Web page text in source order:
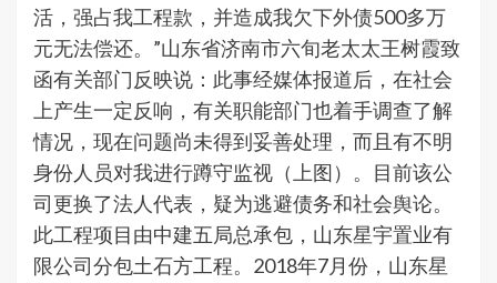
活，强占我工程款，并造成我欠下外债500多万
元无法偿还。”山东省济南市六旬老太太王树霞致
函有关部门反映说：此事经媒体报道后，在社会
上产生一定反响，有关职能部门也着手调查了解
情况，现在问题尚未得到妥善处理，而且有不明
身份人员对我进行蹲守监视（上图）。目前该公
司更换了法人代表，疑为逃避债务和社会舆论。
此工程项目由中建五局总承包，山东星宇置业有
限公司分包土石方工程。2018年7月份，山东星